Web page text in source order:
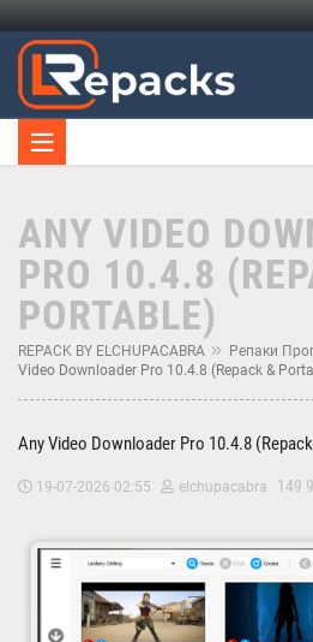
ANY VIDEO
PRO 10.4.8
PORTABLE)
REPACK BY ELCHUPACABRA Репаки
Video Downloader Pro 10.4.8 (Repack &
Any Video Downloader Pro 10.4.8
19-07-2026 02:55 elchupacabra 149